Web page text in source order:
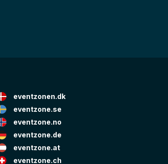
eventzonen.dk
eventzone.se
eventzone.no
eventzone.de
eventzone.at
eventzone.ch